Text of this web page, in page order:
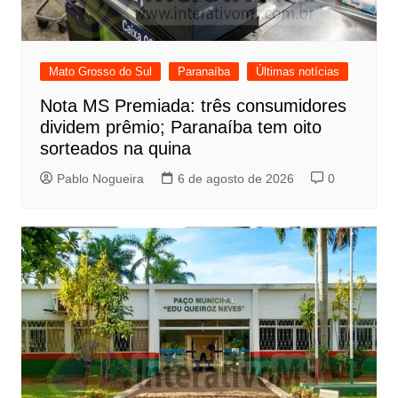
Mato Grosso do Sul Paranaíba Últimas notícias
Nota MS Premiada: três consumidores
dividem prêmio; Paranaíba tem oito
sorteados na quina
Pablo Nogueira 6 de agosto de 2026 0